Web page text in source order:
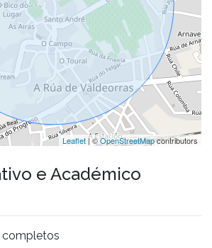
Leaflet | ©OpenStreetMapcontributors
e Académico
completos